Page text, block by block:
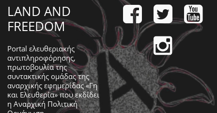
LAND AND
FREEDOM
Portal ελευθεριακής
αντιπληροφόρησης,
πρωτοβουλία της
συντακτικής ομάδας της
αναρχικής εφημερίδας «Γη
και Ελευθερία» που εκδίδει
η Αναρχική Πολιτική